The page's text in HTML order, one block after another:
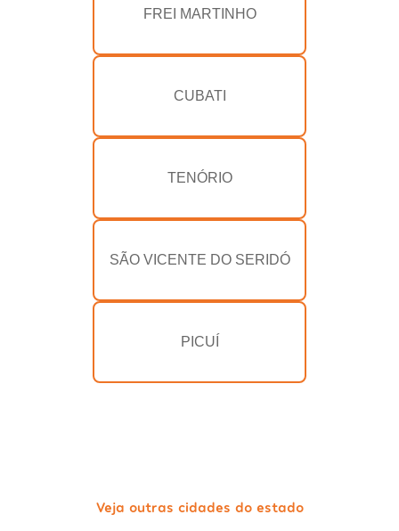
FREI MARTINHO
CUBATI
TENÓRIO
SÃO VICENTE DO SERIDÓ
PICUÍ
Veja outras cidades do estado